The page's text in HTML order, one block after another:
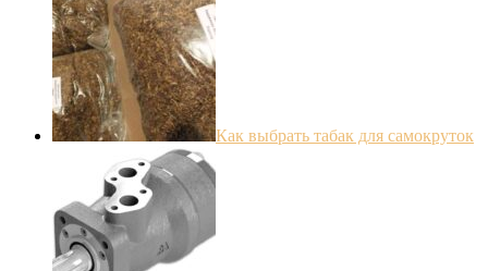
Как выбрать табак для самокруток